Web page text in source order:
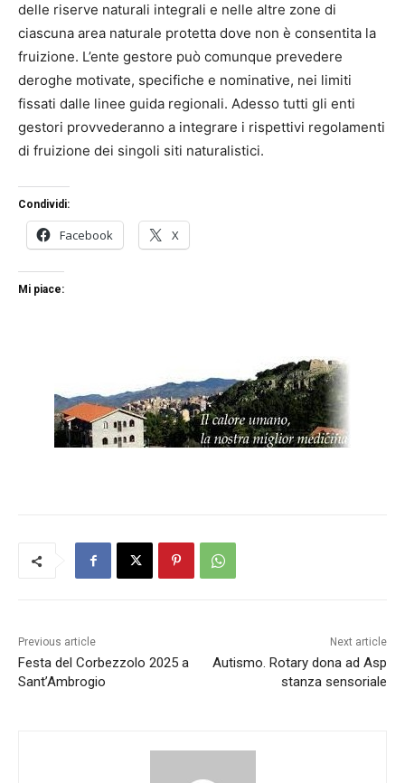
delle riserve naturali integrali e nelle altre zone di
ciascuna area naturale protetta dove non è consentita la
fruizione. L’ente gestore può comunque prevedere
deroghe motivate, specifiche e nominative, nei limiti
fissati dalle linee guida regionali. Adesso tutti gli enti
gestori provvederanno a integrare i rispettivi regolamenti
di fruizione dei singoli siti naturalistici.
Condividi:
Facebook X
Mi piace:
Previous article
Festa del Corbezzolo 2025 a
Sant’Ambrogio
Next article
Autismo. Rotary dona ad Asp
stanza sensoriale